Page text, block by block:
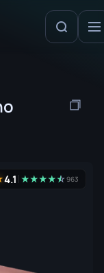
4.1 ★★★★★
☆963